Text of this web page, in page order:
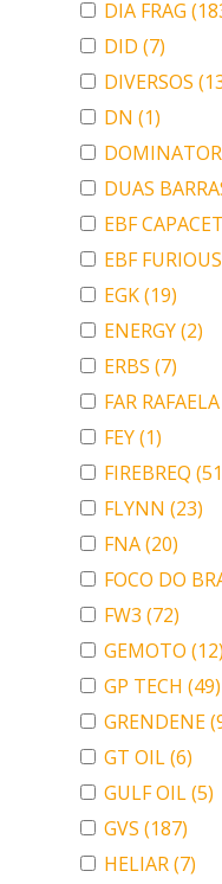
DIA FRAG
DID (7)
DIVERSOS
DN (1)
DOMINATOR
DUAS
EBF
EBF FURIOUS
EGK(19)
ENERGY(2)
ERBS (7)
FAR RAFAELA
FEY(1)
FIREBREQ
FLYNN (23)
FNA(20)
FOCO DO
FW3 (72)
GEMOTO (12)
GP TECH (49)
GRENDENE
GT OIL(6)
GULF OIL(5)
GVS (187)
HELIAR(7)